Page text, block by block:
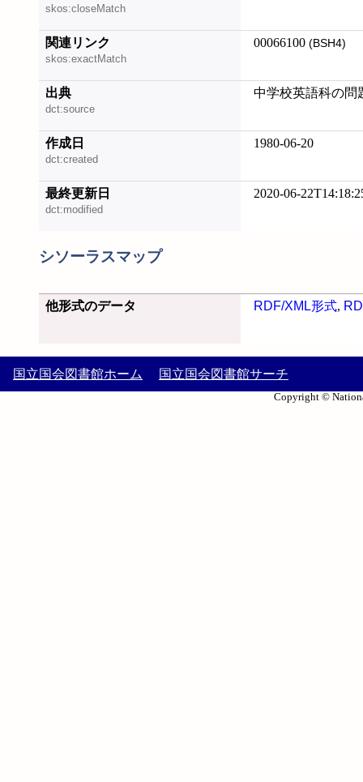
skos:closeMatch
関連リンク
skos:exactMatch
00066100 (BSH4)
出典
dct:source
中学校英語科の問
作成日
dct:created
1980-06-20
最終更新日
dct:modified
2020-06-
シソーラスマップ
他形式のデータ RDF/XML形式,
国立国会図書館ホーム 国立国会図書館サーチ
Copyright ©